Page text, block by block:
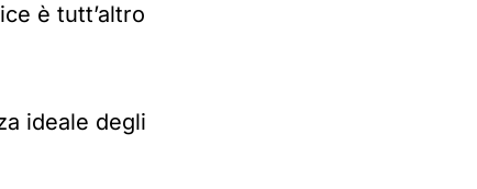
è tutt’altro
ideale degli